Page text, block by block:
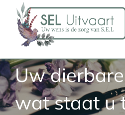
inhoud
Uw
wat staat u